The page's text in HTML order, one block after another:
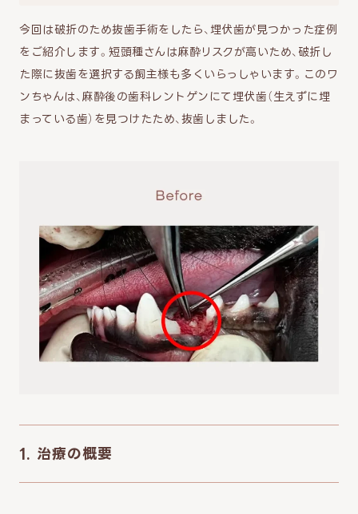
今回は破折のため抜歯手術をしたら、埋伏歯が見つかった症例
をご紹介します。短頭種さんは麻酔リスクが高いため、破折し
た際に抜歯を選択する飼主様も多くいらっしゃいます。このワ
ンちゃんは、麻酔後の歯科レントゲンにて埋伏歯（生えずに埋
まっている歯）を見つけたため、抜歯しました。
1. 治療の概要